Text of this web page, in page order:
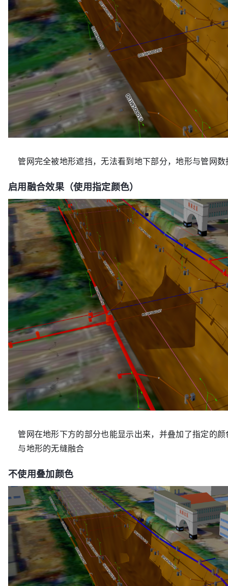
管网完全被地形遮挡，无法看到地下部分，地形与管网
启用融合效果（使用指定颜色）
管网在地形下方的部分也能显示出来，并叠加了指定的
与地形的无缝融合
不使用叠加颜色